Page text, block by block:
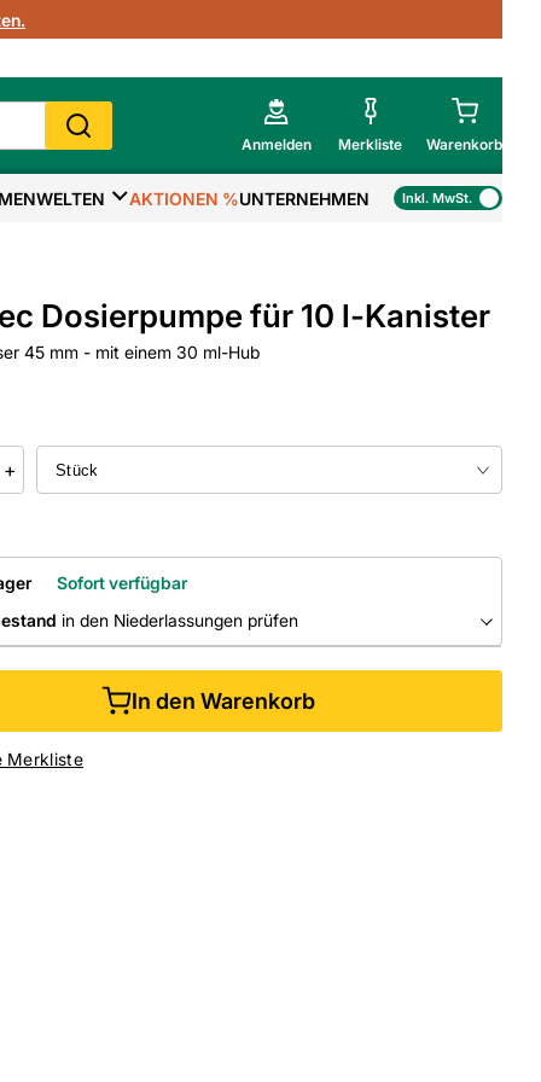
Anmelden Merkliste Warenkorb
Mein Warenkorb
Zur Kasse
AKTIONEN %UNTERNEHMEN Inkl. MwSt.
Dosierpumpe für 10 l-Kanister
45 mm - mit einem 30 ml-Hub
+
Sofort verfügbar
in den Niederlassungen prüfen
In den Warenkorb
Merkliste